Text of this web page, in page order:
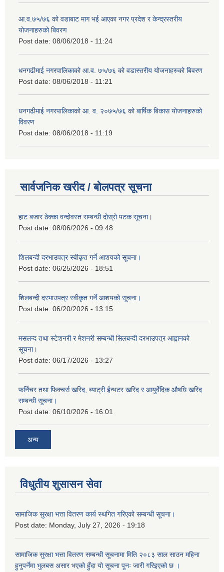
आ.व.७५/७६ को वडाबाट माग भई आएका नगर प्रदेश र केन्द्रस्तरीय
योजनाहरुको बिवरण
Post date: 08/06/2018 - 11:24
धनगढीमाई नगरपालिकाको आ.व. ७५/७६ को वडास्तरीय योजनाहरुको बिवरण
Post date: 08/06/2018 - 11:21
धनगढीमाई नगरपालिकाको आ. व. २०७५/७६ को बार्षिक बिकास योजनाहरुको
विवरण
Post date: 08/06/2018 - 11:19
सार्वजनिक खरीद / बोलपत्र सूचना
हाट बजार ठेक्का वन्दोवस्त सम्बन्धी दोस्रो पटक सूचना।
Post date: 08/06/2026 - 09:48
शिलबन्दी दरभाउपत्र स्वीकृत गर्ने आशयको सूचना।
Post date: 06/25/2026 - 18:51
शिलबन्दी दरभाउपत्र स्वीकृत गर्ने आशयको सूचना।
Post date: 06/20/2026 - 13:15
मसलन्द तथा स्टेशनरी र मेशनरी सम्बन्धी सिलबन्दी दरभाउपत्र आह्वानको
सूचना।
Post date: 06/17/2026 - 13:27
फर्निचर तथा फिक्चर्स खरिद, ब्याट‍्री ईन्भटर खरिद र आयुर्वेदिक औषधि खरिद
सम्बन्धी सूचना।
Post date: 06/10/2026 - 16:01
अन्य
विधुतीय शुसासन सेवा
सामाजिक सुरक्षा भत्ता वितरण कार्य स्थगित गरिएको सम्बन्धी सूचना।
Post date: Monday, July 27, 2026 - 19:18
सामाजिक सुरक्षा भत्ता वितरण सम्बन्धी सूचनामा मिति २०८३ साल साउन महिना
हुनुपर्नेमा भुलबस असार भएको हुँदा यो सूचना पूनः जारी गरिइएको छ ।